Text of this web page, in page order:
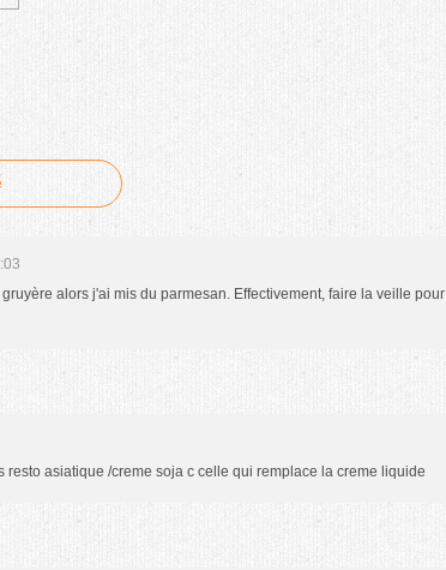
alors j'ai mis du parmesan. Effectivement, faire la veille pour
resto asiatique /creme soja c celle qui remplace la creme liquide